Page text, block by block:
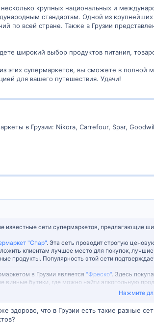
несколько крупных национальных и
стандартам. Одной из
по всей стране. Также в Грузии
широкий выбор продуктов питания,
этих супермаркетов, вы сможете в полной
для вашего путешествия. Удачи!
в Грузии: Nikora, Carrefour, Spar,
известные сети супермаркетов, предлагающие
"Спар". Эта сеть проводит строгую
клиентам лучшее место для покупок,
продукты. Популярность этой сети
в Грузии является "Фреско". Здесь
винные бутики, где можно найти алкогольную
различные социальные проекты, и
супермаркетов "Никора". Здесь покупатели
уделяет особое внимание доступности
Нажмите
здорово, что в Грузии есть такие разные